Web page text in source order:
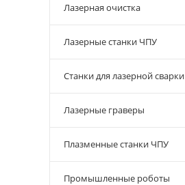
Лазерная очистка
Лазерные станки ЧПУ
Станки для лазерной сварки
Лазерные граверы
Плазменные станки ЧПУ
Промышленные роботы